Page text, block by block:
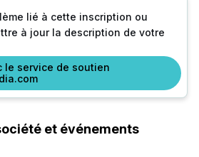
lié à cette inscription ou
à jour la description de votre
le service de soutien
et événements